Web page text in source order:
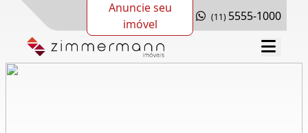
Anuncie seu
imóvel
(11) 5555-1000